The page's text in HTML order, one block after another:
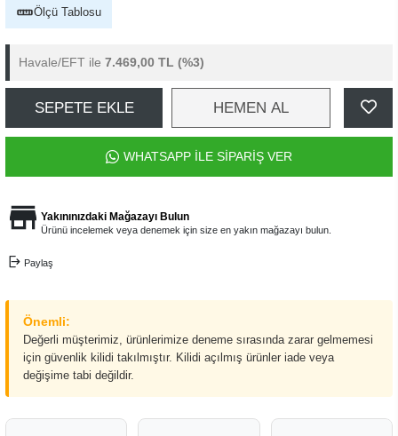
Ölçü Tablosu
Havale/EFT ile 7.469,00 TL (%3)
SEPETE EKLE HEMEN AL
WHATSAPP İLE SİPARİŞ VER
Yakınınızdaki Mağazayı Bulun
Ürünü incelemek veya denemek için size en yakın mağazayı bulun.
Paylaş
Önemli:
Değerli müşterimiz, ürünlerimize deneme sırasında zarar gelmemesi
için güvenlik kilidi takılmıştır. Kilidi açılmış ürünler iade veya
değişime tabi değildir.